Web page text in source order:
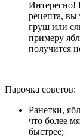
Интересно!
рецепта, вы
груш или
примеру
получится
Парочка советов:
Ранетки,
что более
быстрее;